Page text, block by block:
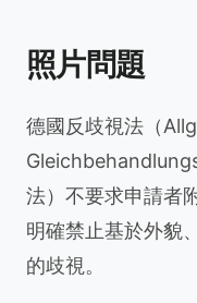
照片問題
德國反歧視法（
法）不要求申請者
明確禁止基於外貌
的歧視。